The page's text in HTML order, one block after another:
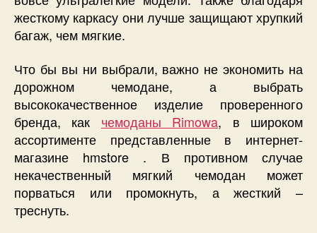
жесткому каркасу они лучше защищают хрупкий
багаж, чем мягкие.
Что бы вы ни выбрали, важно не экономить на
дорожном чемодане, а выбрать
высококачественное изделие проверенного
бренда, как чемоданы Rimowa, в широком
ассортименте представленные в интернет-
магазине hmstore . В противном случае
некачественный мягкий чемодан может
порваться или промокнуть, а жесткий –
треснуть.